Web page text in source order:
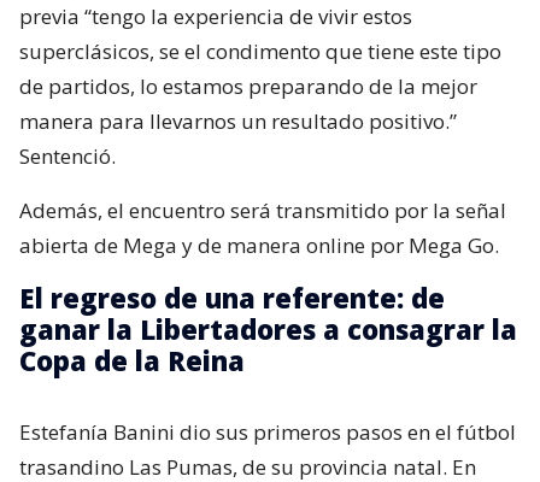
previa “tengo la experiencia de vivir estos
superclásicos, se el condimento que tiene este tipo
de partidos, lo estamos preparando de la mejor
manera para llevarnos un resultado positivo.”
Sentenció.
Además, el encuentro será transmitido por la señal
abierta de Mega y de manera online por Mega Go.
El regreso de una referente: de
ganar la Libertadores a consagrar la
Copa de la Reina
Estefanía Banini dio sus primeros pasos en el fútbol
trasandino Las Pumas, de su provincia natal. En